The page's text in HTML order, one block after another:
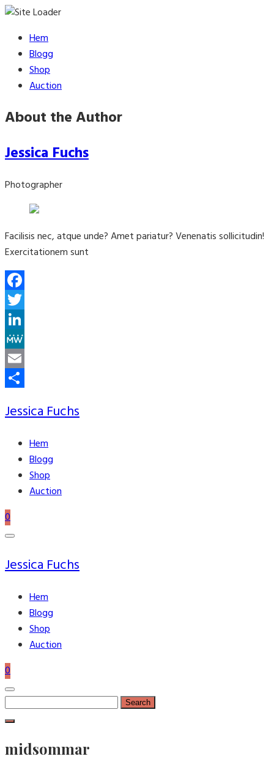
Skip
content
Hem
Blogg
Shop
Auction
About the Author
Jessica Fuchs
Photographer
Facilisis nec, atque unde? Amet pariatur? Venenatis sollicitudin!
Exercitationem sunt
Facebook
Twitter
LinkedIn
MeWe
Email
Jessica Fuchs
Hem
Blogg
Shop
Auction
0
Jessica Fuchs
Hem
Blogg
Shop
Auction
0
Search
for:
midsommar